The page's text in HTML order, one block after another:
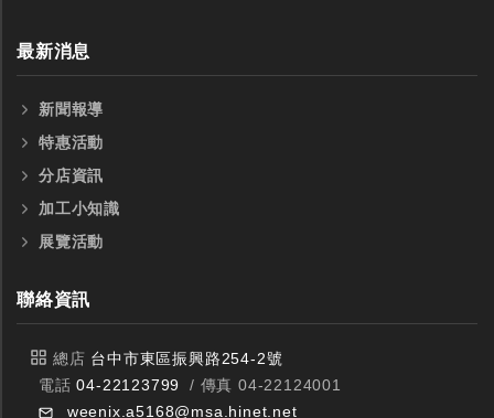
最新消息
新聞報導
特惠活動
分店資訊
加工小知識
展覽活動
聯絡資訊
總店 台中市東區振興路254-2號
電話04-22123799
/ 傳真 04-22124001
weenix.a5168@msa.hinet.net